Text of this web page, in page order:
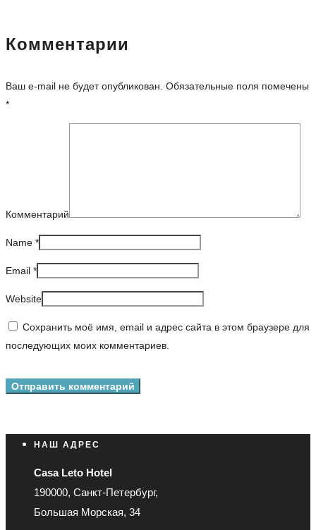
Комментарии
Ваш e-mail не будет опубликован. Обязательные поля помечены
*
Комментарий
Name *
Email *
Website
Сохранить моё имя, email и адрес сайта в этом браузере для
последующих моих комментариев.
НАШ АДРЕС
Casa Leto Hotel
190000, Санкт-Петербург,
Большая Морская, 34